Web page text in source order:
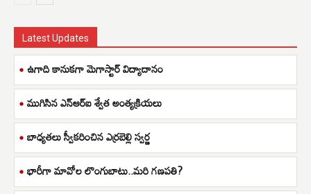
Latest Updates
ఉగాది కానుకగా మెగాస్టార్ విద్యాదానం
ముగిసిన ఎన్ఆర్ఐ శ్వేత అంత్యక్రియలు
బాధ్యతలు స్వీకరించిన ఎర్రబెల్లి స్వర్ణ
భారీగా మావోల లొంగుబాటు..మరి గణపతి?